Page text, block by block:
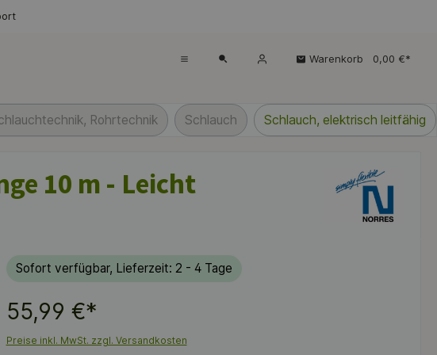
Warenkorb 0,00 €*
Rohrtechnik Schlauch Schlauch, elektrisch leitfähig
10 m - Leicht
Sofort verfügbar, Lieferzeit: 2 - 4 Tage
55,99 €*
Preise inkl. MwSt. zzgl. Versandkosten